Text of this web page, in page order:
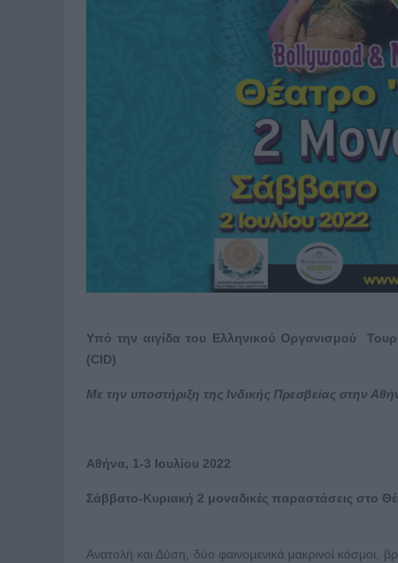
Υπό την αιγίδα του Ελληνικού Οργανισμού
(CID)
Με την υποστήριξη της Ινδικής Πρεσβείας στην
Αθήνα, 1-3 Ιουλίου 2022
Σάββατο-Κυριακή 2 μοναδικές παραστάσεις στο
Ανατολή και Δύση, δύο φαινομενικά μακρινοί κόσμοι,